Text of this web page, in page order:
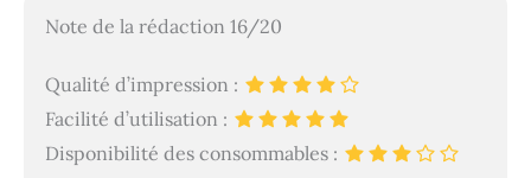
Note de la rédaction 16/20
Qualité d’impression :
Facilité d’utilisation :
Disponibilité des consommables :